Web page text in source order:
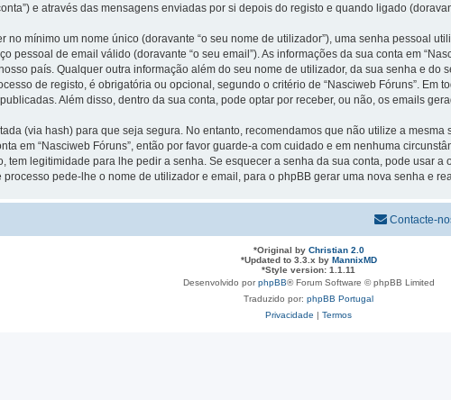
e através das mensagens enviadas por si depois do registo e quando ligado
no mínimo um nome único (doravante “o seu nome de utilizador”), uma senha pessoal
pessoal de email válido (doravante “o seu email”). As informações da sua conta em
país. Qualquer outra informação além do seu nome de utilizador, da sua senha e do
de registo, é obrigatória ou opcional, segundo o critério de “Nasciweb Fóruns”. Em
Além disso, dentro da sua conta, pode optar por receber, ou não, os emails
(via hash) para que seja segura. No entanto, recomendamos que não utilize a mesma
em “Nasciweb Fóruns”, então por favor guarde-a com cuidado e em nenhuma
tem legitimidade para lhe pedir a senha. Se esquecer a senha da sua conta, pode usar a
processo pede-lhe o nome de utilizador e email, para o phpBB gerar uma nova senha e
Contacte-
*Original by Christian 2.0
*Updated to 3.3.x by MannixMD
*Style version: 1.1.11
Desenvolvido porphpBB® Forum Software © phpBB Limited
Traduzido por: phpBB Portugal
Privacidade | Termos